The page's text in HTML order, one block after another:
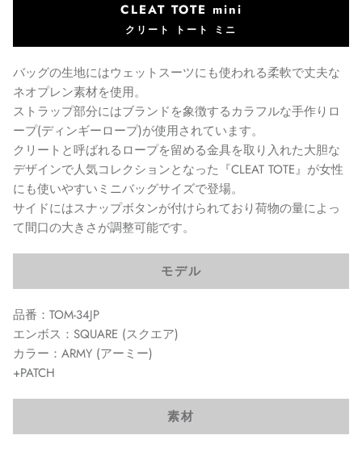
CLEAT TOTE mini
クリート トート ミニ
バッグの生地にはウェットスーツにも使われる柔軟で丈夫な
ネオプレン素材を使用。
ストラップ部分にはブランドを象徴するカラフルな手作りロ
ープ(ディンギーロープ)が使用されています。
クリートと呼ばれるロープを留める金具を取り入れた大胆な
デザインで人気コレクションとなった『CLEAT TOTE』が女性
にも使いやすいミニバッグサイズで登場。
サイドにはスナップボタンが付けられており荷物の量によっ
て間口の大きさが調整可能です。
モデル
品番：TOM-34JP
エンボス：SQUARE (スクエア)
カラー： ARMY (アーミー)
+PATCH
素材